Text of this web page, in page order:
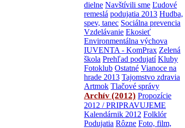
dielne Navštívili sme Ľudové
remeslá podujatia 2013 Hudba,
spev, tanec Sociálna prevencia
Vzdelávanie Ekosieť
Environmentálna výchova
IUVENTA - KomPrax Zelená
škola Prehľad podujatí Kluby
Fotoklub Ostatné Vianoce na
hrade 2013 Tajomstvo zdravia
Artmok Tlačové správy
Archív (2012) Propozície
2012 / PRIPRAVUJEME
Kalendárnik 2012 Folklór
Podujatia Rôzne Foto, film,